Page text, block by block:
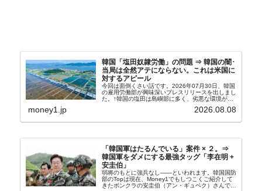
韓国「塩田奴隷労働」の問題 ⇒ 韓国の闇･
当局は全然アテにならない。これは米国に
対するアピール
今回は面倒くさい話です。2026年07月30日、韓国
の雇用労働部が興味深いプレスリリースを出しまし
た。↑韓国の塩田は島嶼部に多く、劣悪な環境が一
たといわれます（後述）。これは、いわゆる「塩田
money1.jp 2026.08.08
「韓国軍はたるんでいる」案件 × ２。⇒
韓国軍をダメにする最強タッグ「李在明 +
安圭伯」
弱将のもとに強兵なし――といわれます。韓国国防
部のTopは現在、Money1でもしつこくご紹介して
きたボンクラの安圭伯（アン・ギュベク）さんで